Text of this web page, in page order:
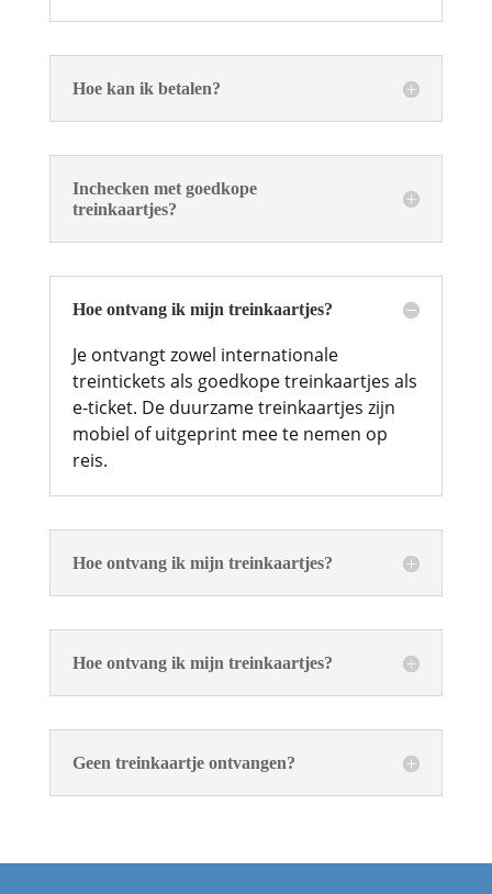
Hoe kan ik betalen?
Inchecken met goedkope
treinkaartjes?
Hoe ontvang ik mijn treinkaartjes?
Je ontvangt zowel internationale
treintickets als goedkope treinkaartjes als
e-ticket. De duurzame treinkaartjes zijn
mobiel of uitgeprint mee te nemen op
reis.
Hoe ontvang ik mijn treinkaartjes?
Hoe ontvang ik mijn treinkaartjes?
Geen treinkaartje ontvangen?